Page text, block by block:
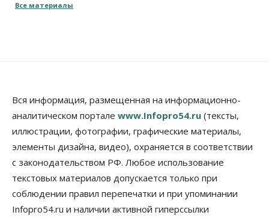
06 Августа 2026, 15:53
Бизнес
Правительство России продлило разрешение на
выпуск бензина «Евро-3»
06 Августа 2026, 14:00
Общество
«За тех, у кого от 270 баллов,
настоящая борьба»: вузы настойчиво
обзванивают новосибирских высокобалльников
перед зачислением
06 Августа 2026, 13:00
Все материалы
Вся информация, размещенная на информационно-
аналитическом портале www.Infopro54.ru (тексты,
иллюстрации, фотографии, графические материалы,
элементы дизайна, видео), охраняется в соответствии
с законодательством РФ. Любое использование
текстовых материалов допускается только при
соблюдении правил перепечатки и при упоминании
Infopro54.ru и наличии активной гиперссылки